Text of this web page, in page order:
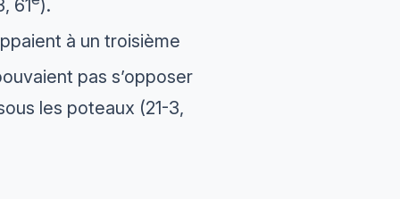
61 ).
à un troisième
pas s’opposer
les poteaux (21-3,